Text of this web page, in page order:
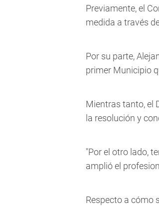
Previamente, el
medida a través
Por su parte,
primer Municipio
Mientras tanto, el
la resolución y
"Por el otro lado,
amplió el
Respecto a cómo